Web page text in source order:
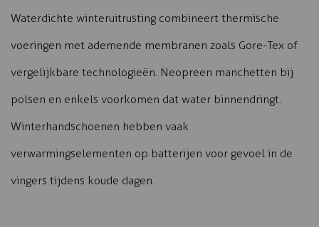
Waterdichte winteruitrusting combineert thermische
voeringen met ademende membranen zoals Gore-Tex of
vergelijkbare technologieën. Neopreen manchetten bij
polsen en enkels voorkomen dat water binnendringt.
Winterhandschoenen hebben vaak
verwarmingselementen op batterijen voor gevoel in de
vingers tijdens koude dagen.